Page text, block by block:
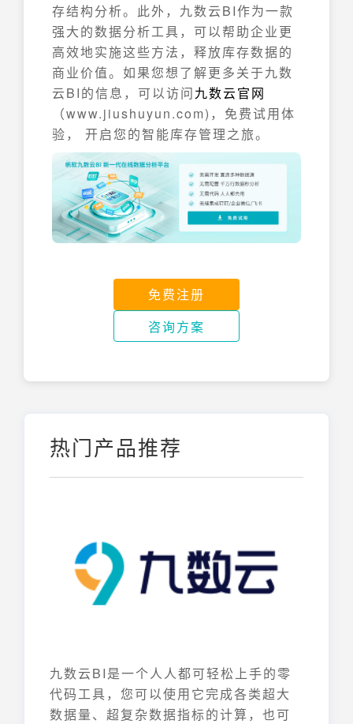
存结构分析。此外，九数云BI作为一款
强大的数据分析工具，可以帮助企业更
高效地实施这些方法，释放库存数据的
商业价值。如果您想了解更多关于九数
云BI的信息，可以访问九数云官网
（www.jiushuyun.com)，免费试用体
验， 开启您的智能库存管理之旅。
免费注册
咨询方案
热门产品推荐
九数云BI是一个人人都可轻松上手的零
代码工具，您可以使用它完成各类超大
数据量、超复杂数据指标的计算，也可